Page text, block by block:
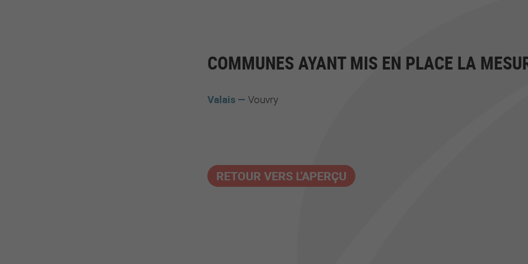
COMMUNES AYANT MIS EN PLACE LA
Valais Vouvry
RETOUR VERS L'APERÇU